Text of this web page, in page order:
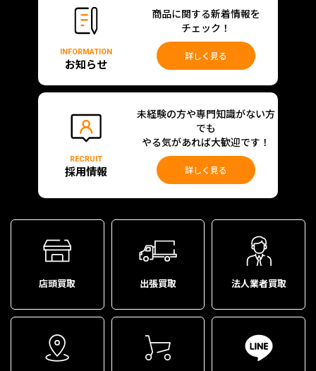
INFORMATION
お知らせ
商品に関する新着情報を
チェック！
詳しく見る
RECRUIT
採用情報
未経験の方や専門知識がない方
でも
やる気があれば大歓迎です！
詳しく見る
店頭買取 出張買取 法人業者買取